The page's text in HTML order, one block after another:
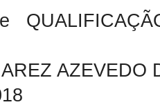
AZEVEDO